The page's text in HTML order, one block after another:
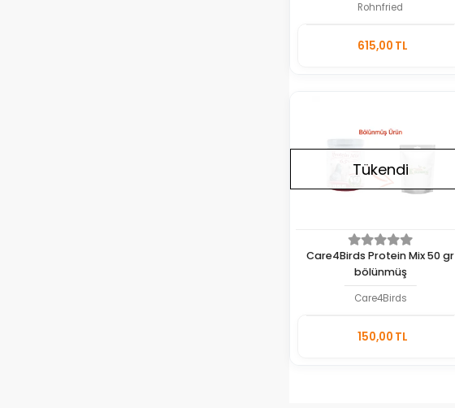
Rohnfried
615,00 TL
Tükendi
Care4Birds Protein Mix 50 gr
bölünmüş
Care4Birds
150,00 TL